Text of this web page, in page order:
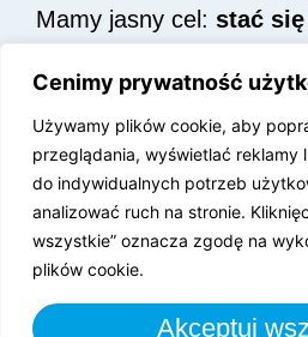
Cenimy prywatność
Używamy plików cookie, aby
przeglądania, wyświetlać reklamy
do indywidualnych potrzeb
analizować ruch na stronie.
wszystkie” oznacza zgodę na
plików cookie.
Akceptuj
Mamy jasny cel: stać
wyznaczając nowe
jakości, innowacji i
Każdego dnia jesteśmy
celu. Poczujesz to